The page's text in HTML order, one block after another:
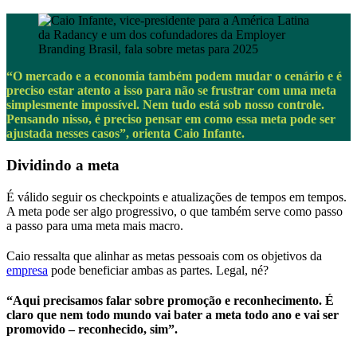
“O mercado e a economia também podem mudar o cenário e é
preciso estar atento a isso para não se frustrar com uma meta
simplesmente impossível. Nem tudo está sob nosso controle.
Pensando nisso, é preciso pensar em como essa meta pode ser
ajustada nesses casos”, orienta Caio Infante.
Dividindo a meta
É válido seguir os checkpoints e atualizações de tempos em tempos.
A meta pode ser algo progressivo, o que também serve como passo
a passo para uma meta mais macro.
Caio ressalta que alinhar as metas pessoais com os objetivos da
empresa pode beneficiar ambas as partes. Legal, né?
“Aqui precisamos falar sobre promoção e reconhecimento. É
claro que nem todo mundo vai bater a meta todo ano e vai ser
promovido – reconhecido, sim”.